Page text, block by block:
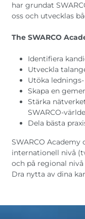
har grundat
oss och utvecklas
The SWARCO
Identifiera
Utveckla
Utöka
Skapa en
Stärka
SWARCO-
Dela bästa
SWARCO
internationell nivå
och på regional nivå
Dra nytta av dina